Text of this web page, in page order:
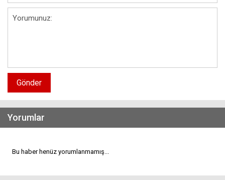
Gönder
Yorumlar
Bu haber henüz yorumlanmamış...